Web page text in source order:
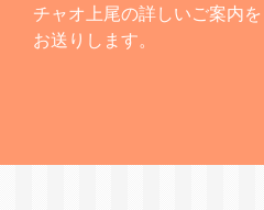
チャオ上尾の詳しいご案内を
お送りします。